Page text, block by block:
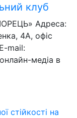
клуб
Адреса:
4А, офіс
mail:
медіа в
стійкості на